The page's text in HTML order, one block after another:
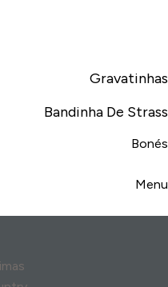
Gravatinhas
Bandinha De Strass
Bonés
Menu